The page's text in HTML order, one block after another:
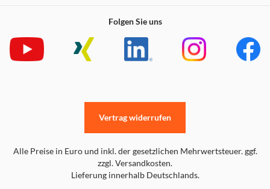
Folgen Sie uns
Alle Preise in Euro und inkl. der gesetzlichen Mehrwertsteuer. ggf.
zzgl. Versandkosten.
Lieferung innerhalb Deutschlands.
Vertrag widerrufen